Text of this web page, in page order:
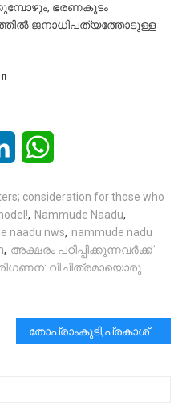
ഭരണകൂടം
ജനാധിപത്യത്തോടുള്ള
LinkedIn
consideration for those who
, Nammude Naadu,
naadu nws, nammude nadu
, അക്ഷരം പഠിപ്പിക്കുന്നവർക്ക്
വിചിത്രമായൊരു
തോപ്രാംകുടി,പ്രകാശ്. കണ്ണൻചിറ ഈപ്പച്ചൻ (89) നിര്യാതനായി. സംസ്കാരം ഇന്ന് 18-1-26 ഞായർ ഉച്ചകഴിഞ്ഞ് 2.30-ന് വീട്ടിൽ ആരംഭിക്കും.|ആദരാഞ്ജലികൾ